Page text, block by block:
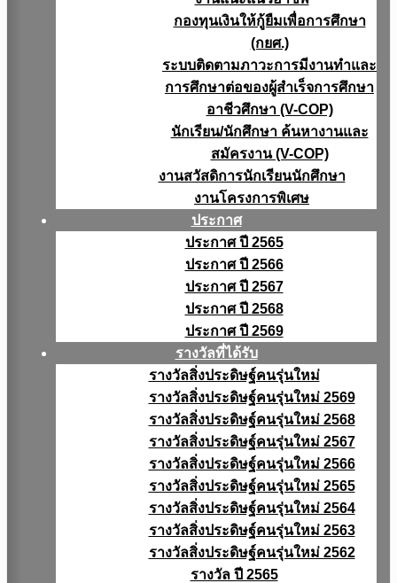
กองทุนเงินให้กู้ยืมเพื่อการศึกษา
(กยศ.)
ระบบติดตามภาวะการมีงานทำและ
การศึกษาต่อของผู้สำเร็จการศึกษา
อาชีวศึกษา (V-COP)
นักเรียน/นักศึกษา ค้นหางานและ
สมัครงาน (V-COP)
งานสวัสดิการนักเรียนนักศึกษา
งานโครงการพิเศษ
ประกาศ
ประกาศ ปี 2565
ประกาศ ปี 2566
ประกาศ ปี 2567
ประกาศ ปี 2568
ประกาศ ปี 2569
รางวัลที่ได้รับ
รางวัลสิ่งประดิษฐ์คนรุ่นใหม่
รางวัลสิ่งประดิษฐ์คนรุ่นใหม่ 2569
รางวัลสิ่งประดิษฐ์คนรุ่นใหม่ 2568
รางวัลสิ่งประดิษฐ์คนรุ่นใหม่ 2567
รางวัลสิ่งประดิษฐ์คนรุ่นใหม่ 2566
รางวัลสิ่งประดิษฐ์คนรุ่นใหม่ 2565
รางวัลสิ่งประดิษฐ์คนรุ่นใหม่ 2564
รางวัลสิ่งประดิษฐ์คนรุ่นใหม่ 2563
รางวัลสิ่งประดิษฐ์คนรุ่นใหม่ 2562
รางวัล ปี 2565